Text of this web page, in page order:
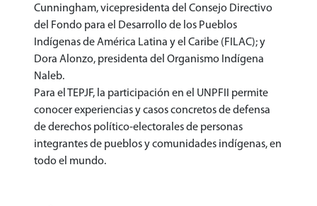
Cunningham, vicepresidenta del Consejo Directivo
del Fondo para el Desarrollo de los Pueblos
Indígenas de América Latina y el Caribe (FILAC); y
Dora Alonzo, presidenta del Organismo Indígena
Naleb.
Para el TEPJF, la participación en el UNPFII permite
conocer experiencias y casos concretos de defensa
de derechos político-electorales de personas
integrantes de pueblos y comunidades indígenas, en
todo el mundo.